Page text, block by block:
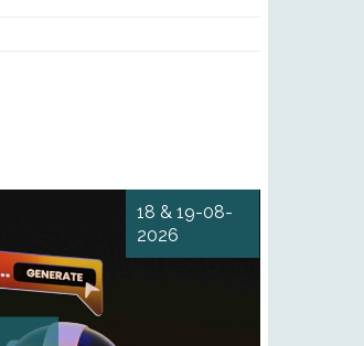
18 & 19-08-
2026
Maîtrise du prompt
engineering et des outils IA
L'IA pour optimiser le travail
des journalistes au quotidien